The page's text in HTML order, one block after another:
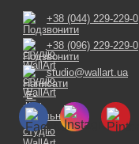
+38 (044) 229-229-0
+38 (096) 229-229-0
studio@wallart.ua